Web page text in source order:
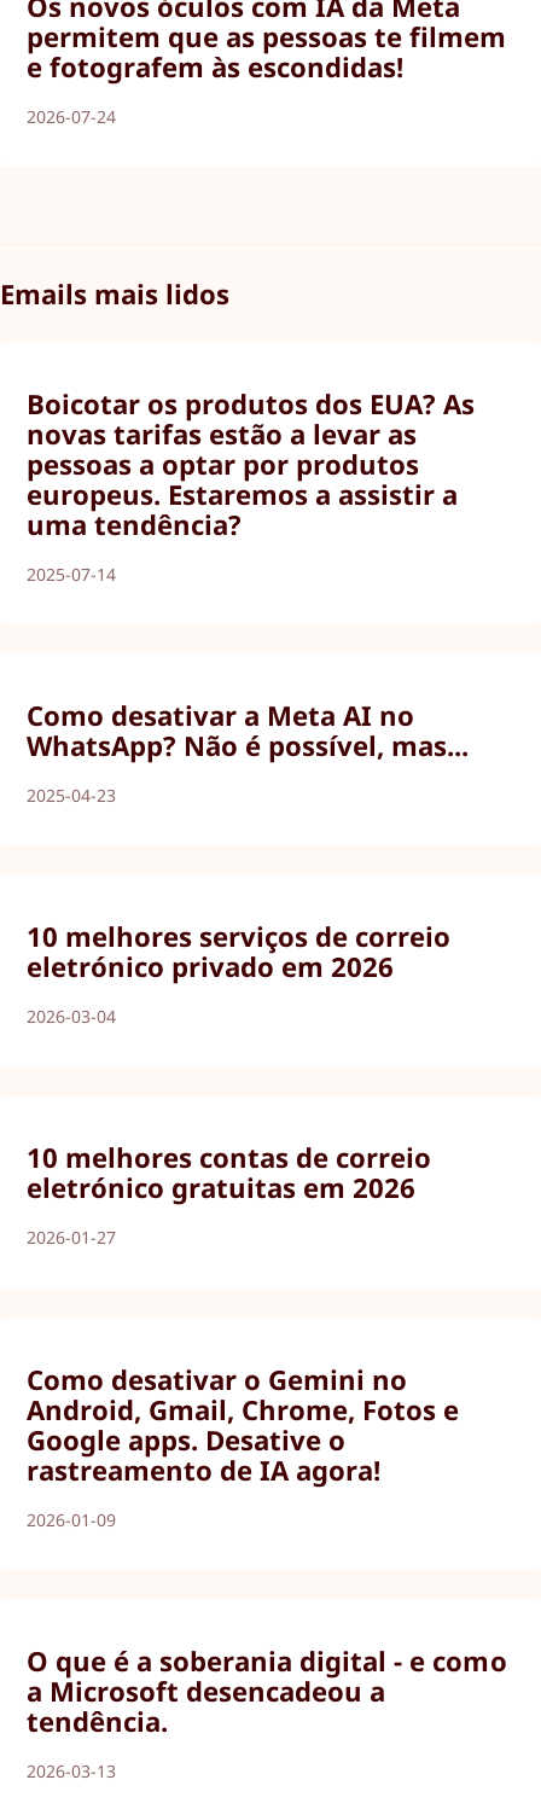
permitem que as pessoas te filmem
e fotografem às escondidas!
2026-07-24
Emails mais lidos
Boicotar os produtos dos EUA? As
novas tarifas estão a levar as
pessoas a optar por produtos
europeus. Estaremos a assistir a
uma tendência?
2025-07-14
Como desativar a Meta AI no
WhatsApp? Não é possível, mas...
2025-04-23
10 melhores serviços de correio
eletrónico privado em 2026
2026-03-04
10 melhores contas de correio
eletrónico gratuitas em 2026
2026-01-27
Como desativar o Gemini no
Android, Gmail, Chrome, Fotos e
Google apps. Desative o
rastreamento de IA agora!
2026-01-09
O que é a soberania digital - e como
a Microsoft desencadeou a
tendência.
2026-03-13